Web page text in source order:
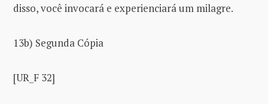
disso, você invocará e experienciará um milagre.
13b) Segunda Cópia
[UR_F 32]